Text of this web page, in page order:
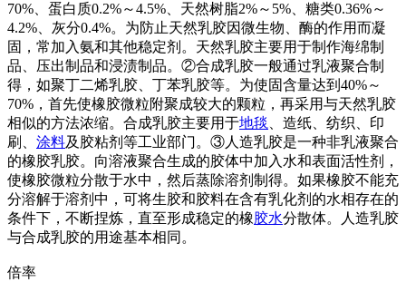
70%、蛋白质0.2%～4.5%、天然树脂2%～5%、糖类0.36%～
4.2%、灰分0.4%。为防止天然乳胶因微生物、酶的作用而凝
固，常加入氨和其他稳定剂。天然乳胶主要用于制作海绵制
品、压出制品和浸渍制品。②合成乳胶一般通过乳液聚合制
得，如聚丁二烯乳胶、丁苯乳胶等。为使固含量达到40%～
70%，首先使橡胶微粒附聚成较大的颗粒，再采用与天然乳胶
相似的方法浓缩。合成乳胶主要用于地毯
、造纸、纺织、印
刷、 涂料及胶粘剂等工业部门。③人造乳胶是一种非乳液聚合
的橡胶乳胶。向溶液聚合生成的胶体中加入水和表面活性剂，
使橡胶微粒分散于水中，然后蒸除溶剂制得。如果橡胶不能充
分溶解于溶剂中，可将生胶和胶料在含有乳化剂的水相存在的
条件下，不断捏炼，直至形成稳定的橡胶水分散体。人造乳胶
与合成乳胶的用途基本相同。
倍率